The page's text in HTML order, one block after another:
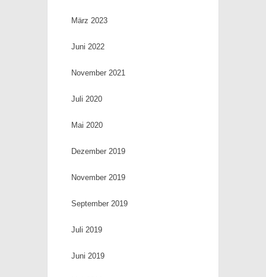
März 2023
Juni 2022
November 2021
Juli 2020
Mai 2020
Dezember 2019
November 2019
September 2019
Juli 2019
Juni 2019